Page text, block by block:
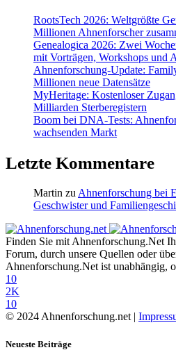
RootsTech 2026: Weltgrößte
Millionen Ahnenforscher
Genealogica 2026: Zwei
mit Vorträgen, Workshops und
Ahnenforschung-Update:
Millionen neue Datensätze
MyHeritage: Kostenloser
Milliarden Sterberegistern
Boom bei DNA-Tests:
wachsenden Markt
Letzte Kommentare
Martin zuAhnenforschung bei
Geschwister und
Finden Sie mit Ahnenforschung.Net
Forum, durch unsere Quellen oder
Ahnenforschung.Net ist unabhängig,
10
2K
10
© 2024 Ahnenforschung.net |
Neueste Beiträge